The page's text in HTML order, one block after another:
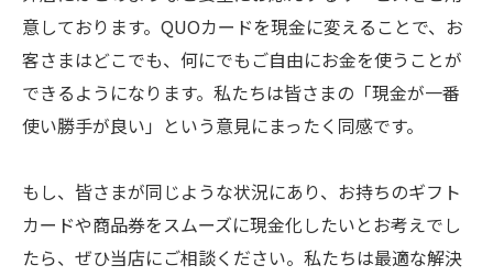
意しております。QUOカードを現金に変えることで、お
客さまはどこでも、何にでもご自由にお金を使うことが
できるようになります。私たちは皆さまの「現金が一番
使い勝手が良い」という意見にまったく同感です。
もし、皆さまが同じような状況にあり、お持ちのギフト
カードや商品券をスムーズに現金化したいとお考えでし
たら、ぜひ当店にご相談ください。私たちは最適な解決